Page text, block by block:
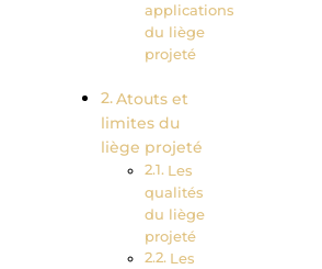
applications
du liège
projeté
Atouts et
limites du
liège projeté
Les
qualités
du liège
projeté
Les